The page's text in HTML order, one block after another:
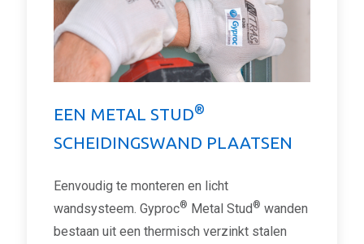
EEN METAL STUD®
SCHEIDINGSWAND PLAATSEN
Eenvoudig te monteren en licht
wandsysteem. Gyproc® Metal Stud ® wanden
bestaan uit een thermisch verzinkt stalen